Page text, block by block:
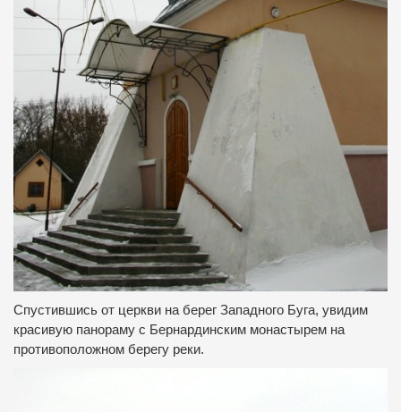
Спустившись от церкви на берег Западного Буга, увидим
красивую панораму с Бернардинским монастырем на
противоположном берегу реки.